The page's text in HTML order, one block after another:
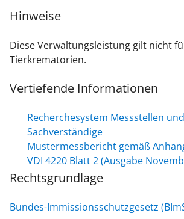
Hinweise
Diese Verwaltungsleistung gilt nicht
Tierkrematorien.
Vertiefende Informationen
Recherchesystem Messstellen und
Sachverständige
Mustermessbericht gemäß
VDI 4220 Blatt 2 (Ausgabe
Rechtsgrundlage
Bundes-Immissionsschutzgesetz